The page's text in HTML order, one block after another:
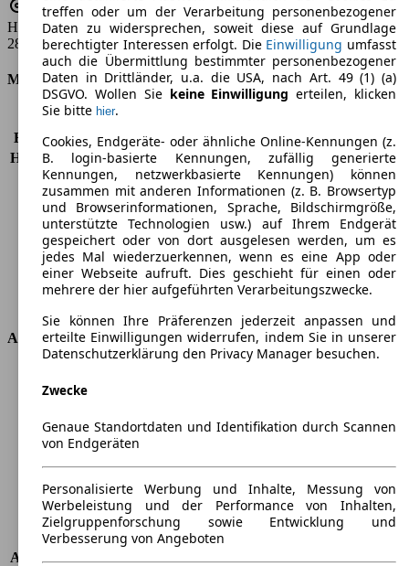
Hubraum
2874 ccm
Motor & Leistung
KW (PS)
Beschleunigung (0-100 km/h)
16,9s
Höchstgeschwindigkeit (km/h) 148 km/h
Anzahl der Gänge
5
Drehmoment
256 nm
Hubraum
2874 ccm
Kraftstoff
Diesel
Zylinder
5
Getriebe
Schaltgetriebe
Antriebsart
Allrad zuschaltbar
Abmessungen
Höhe
Radstand
-
Maximalgewicht
Türen
2
Sitze
5
Dachlast
-
Anhängelast (ungebremst)
treffen oder um der Verarbeitung personenbezogener
Daten zu widersprechen, soweit diese auf Grundlage
berechtigter Interessen erfolgt. Die Einwilligung umfasst
auch die Übermittlung bestimmter personenbezogener
Daten in Drittländer, u.a. die USA, nach Art. 49 (1) (a)
DSGVO. Wollen Sie keine Einwilligung erteilen, klicken
Sie bitte hier.
Cookies, Endgeräte- oder ähnliche Online-Kennungen (z.
B. login-basierte Kennungen, zufällig generierte
Kennungen, netzwerkbasierte Kennungen) können
zusammen mit anderen Informationen (z. B. Browsertyp
und Browserinformationen, Sprache, Bildschirmgröße,
unterstützte Technologien usw.) auf Ihrem Endgerät
gespeichert oder von dort ausgelesen werden, um es
jedes Mal wiederzuerkennen, wenn es eine App oder
einer Webseite aufruft. Dies geschieht für einen oder
mehrere der hier aufgeführten Verarbeitungszwecke.
Sie können Ihre Präferenzen jederzeit anpassen und
erteilte Einwilligungen widerrufen, indem Sie in unserer
Datenschutzerklärung den Privacy Manager besuchen.
Zwecke
Genaue Standortdaten und Identifikation durch Scannen
von Endgeräten
Personalisierte Werbung und Inhalte, Messung von
Werbeleistung und der Performance von Inhalten,
Zielgruppenforschung sowie Entwicklung und
Verbesserung von Angeboten